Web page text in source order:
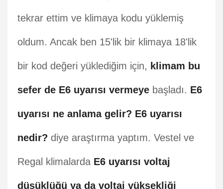
tekrar ettim ve klimaya kodu yüklemiş
oldum. Ancak ben 15'lik bir klimaya 18'lik
bir kod değeri yüklediğim için, klimam bu
sefer de E6 uyarısı vermeye başladı. E6
uyarısı ne anlama gelir? E6 uyarısı
nedir? diye araştırma yaptım. Vestel ve
Regal klimalarda E6 uyarısı voltaj
düşüklüğü ya da voltaj yüksekliği